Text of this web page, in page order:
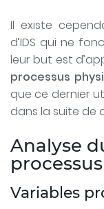
Il existe
d’IDS qui ne
leur but est
processus
que ce dernier
dans la suite de
Analyse
Variables